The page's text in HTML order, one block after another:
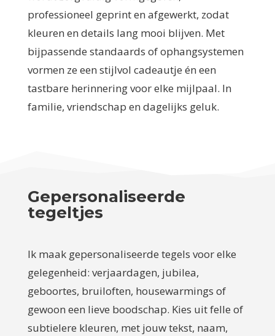
professioneel geprint en afgewerkt, zodat
kleuren en details lang mooi blijven. Met
bijpassende standaards of ophangsystemen
vormen ze een stijlvol cadeautje én een
tastbare herinnering voor elke mijlpaal. In
familie, vriendschap en dagelijks geluk.
Gepersonaliseerde
tegeltjes
Ik maak gepersonaliseerde tegels voor elke
gelegenheid: verjaardagen, jubilea,
geboortes, bruiloften, housewarmings of
gewoon een lieve boodschap. Kies uit felle of
subtielere kleuren, met jouw tekst, naam,